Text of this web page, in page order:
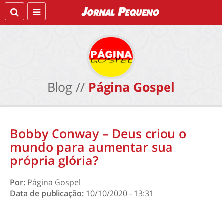
Blog // Página Gospel
Bobby Conway – Deus criou o
mundo para aumentar sua
própria glória?
Por: Página Gospel
Data de publicação: 10/10/2020 - 13:31